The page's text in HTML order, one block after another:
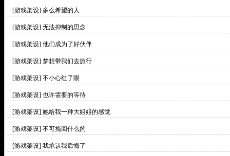
[游戏架设] 多么希望的人
[游戏架设] 无法抑制的思念
[游戏架设] 他们成为了好伙伴
[游戏架设] 梦想带我们去旅行
[游戏架设] 不小心红了眼
[游戏架设] 也许需要的等待
[游戏架设] 她给我一种大姐姐的感觉
[游戏架设] 不可挽回什么的
[游戏架设] 我承认我后悔了